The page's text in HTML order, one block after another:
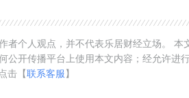
者个人观点，并不代表乐居财经立场。
公开传播平台上使用本文内容；经允许进
击【联系客服】